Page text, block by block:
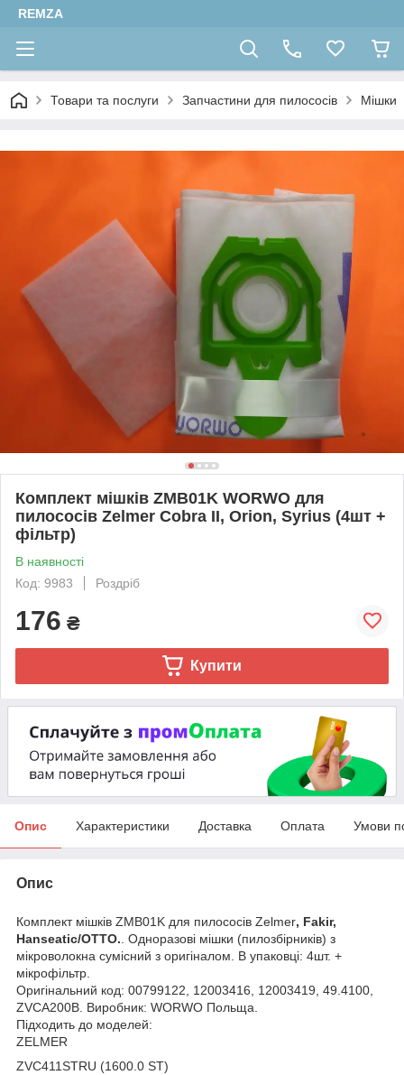
REMZA
Товари та послуги Запчастини для пилососів Мішки
Комплект мішків ZMB01K WORWO для
пилососів Zelmer Cobra II, Orion, Syrius (4шт +
фільтр)
В наявності
Код: 9983
Роздріб
176 ₴
Купити
Опис Характеристики Доставка Оплата Умови
Опис
Комплект мішків ZMB01K для пилососів Zelmer, Fakir,
Hanseatic/OTTO.. Одноразові мішки (пилозбірників) з
мікроволокна сумісний з оригіналом. В упаковці: 4шт. +
мікрофільтр.
Оригінальний код: 00799122, 12003416, 12003419, 49.4100,
ZVCA200B. Виробник: WORWO Польща.
Підходить до моделей:
ZELMER
ZVC411STRU (1600.0 ST)